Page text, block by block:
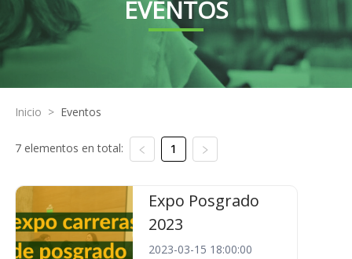
EVENTOS
Inicio > Eventos
7 elementos en total: 1
Expo Posgrado
2023
2023-03-15 18:00:00